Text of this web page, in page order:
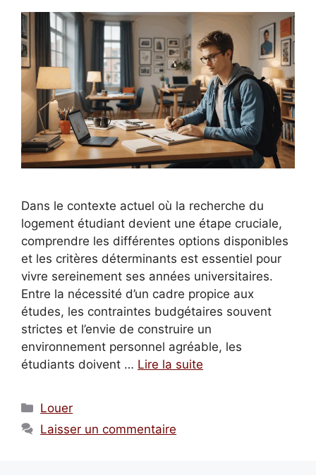
Dans le contexte actuel où la recherche du
logement étudiant devient une étape cruciale,
comprendre les différentes options disponibles
et les critères déterminants est essentiel pour
vivre sereinement ses années universitaires.
Entre la nécessité d’un cadre propice aux
études, les contraintes budgétaires souvent
strictes et l’envie de construire un
environnement personnel agréable, les
étudiants doivent … Lire la suite
Catégories
Louer
Laisser un commentaire